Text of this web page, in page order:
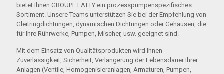
bietet Ihnen GROUPE LATTY ein prozesspumpenspezifisches
Sortiment. Unsere Teams unterstützen Sie bei der Empfehlung von
Gleitringdichtungen, dynamischen Dichtungen oder Gehäusen, die
für Ihre Rührwerke, Pumpen, Mischer, usw. geeignet sind.
Mit dem Einsatz von Qualitätsprodukten wird Ihnen
Zuverlässigkeit, Sicherheit, Verlängerung der Lebensdauer Ihrer
Anlagen (Ventile, Homogenisieranlagen, Armaturen, Pumpen,